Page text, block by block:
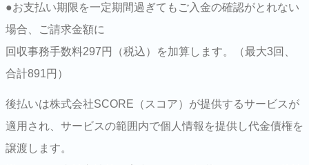
●お支払い期限を一定期間過ぎてもご入金の確認がとれない
場合、ご請求金額に
回収事務手数料297円（税込）を加算します。（最大3回、
合計891円）
後払いは株式会社SCORE（スコア）が提供するサービスが
適用され、サービスの範囲内で個人情報を提供し代金債権を
譲渡します。